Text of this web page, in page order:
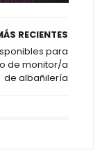
RECIENTES
para
de monitor/a
de albañilería